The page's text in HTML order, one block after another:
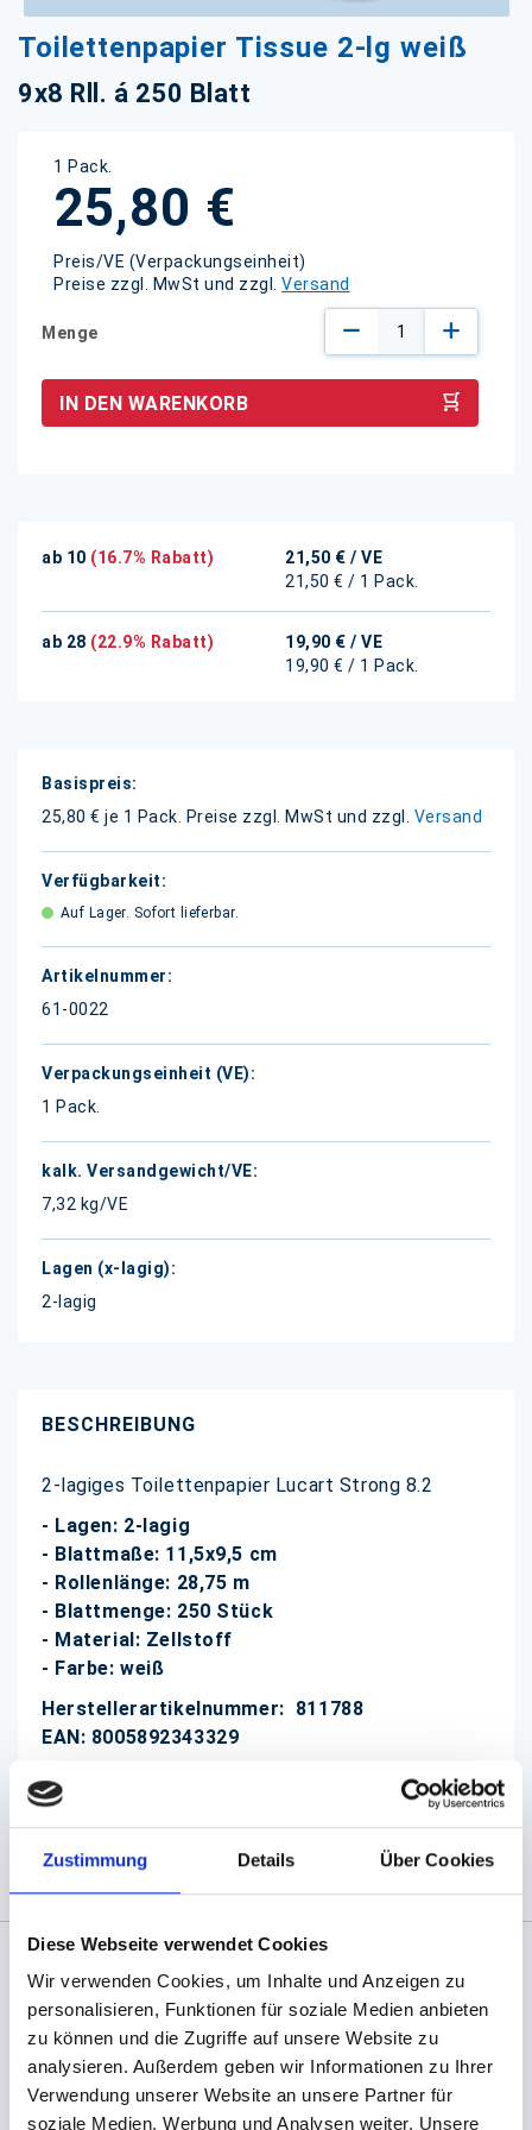
Zustimmung Details Über Cookies
Diese Webseite verwendet Cookies
Wir verwenden Cookies, um Inhalte und Anzeigen zu
personalisieren, Funktionen für soziale Medien anbieten
zu können und die Zugriffe auf unsere Website zu
analysieren. Außerdem geben wir Informationen zu Ihrer
Verwendung unserer Website an unsere Partner für
soziale Medien, Werbung und Analysen weiter. Unsere
Toilettenpapier Tissue 2-lg weiß
9x8 Rll. á 250 Blatt
1 Pack.
25,80 €
Preis/VE (Verpackungseinheit)
Preise zzgl. MwSt und zzgl. Versand
Menge
IN DEN WARENKORB
ab 10 (16.7% Rabatt) 21,50 € / VE
21,50 € / 1 Pack.
ab 28 (22.9% Rabatt) 19,90 € / VE
19,90 € / 1 Pack.
Weitere
Informationen
25,80 € je 1 Pack. Preise zzgl. MwSt und zzgl. Versand
Auf Lager. Sofort lieferbar.
61-0022
1 Pack.
7,32 kg/VE
2-lagig
Anfang
der
Bildgalerie
BESCHREIBUNG
2-lagiges Toilettenpapier Lucart Strong 8.2
- Lagen: 2-lagig
- Blattmaße: 11,5x9,5 cm
- Rollenlänge: 28,75 m
- Blattmenge: 250 Stück
- Material: Zellstoff
- Farbe: weiß
Herstellerartikelnummer: 811788
EAN: 8005892343329
(Abb. evtl. ähnlich, ggf. ohne Dekoration)
Angaben zur Informationspflichten der GPSR
Produktsicherheitsverordnung:packpack.de GmbH, Am
Bullhamm 24-26, D-26441 Jever, info@packpack.de
Sie könnten auch an folgenden Artikeln
interessiert sein